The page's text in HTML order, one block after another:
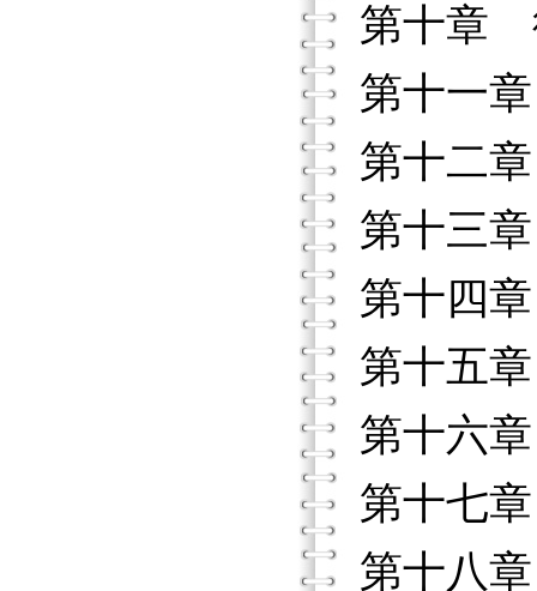
第十章
第十一
第十二
第十三
第十四
第十五
第十六
第十七
第十八